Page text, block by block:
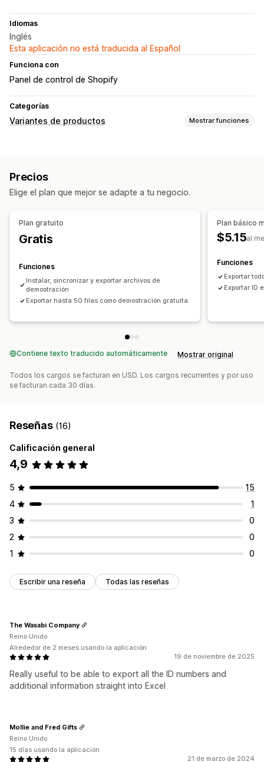
Idiomas
Inglés
Esta aplicación no está traducida al Español
Funciona con
Panel de control de Shopify
Categorías
Variantes de productos Mostrar funciones
Precios
Elige el plan que mejor se adapte a tu negocio.
Plan gratuito
Gratis
Funciones
Instalar, sincronizar y exportar archivos de
demostración
Exportar hasta 50 filas como demostración gratuita.
Plan básico
$5.15al
Funciones
Exportar
Exportar ID
Contiene texto traducido automáticamente Mostrar original
Todos los cargos se facturan en USD. Los cargos recurrentes y por uso
se facturan cada 30 días.
Reseñas (16)
Calificación general
4,9
5
15
4
1
3
0
2
0
1
0
Escribir una reseña Todas las reseñas
19 de noviembre de 2025
Really useful to be able to export all the ID numbers and
additional information straight into Excel
The Wasabi Company
Reino Unido
Alrededor de 2 meses usando la aplicación
21 de marzo de 2024
Mollie and Fred Gifts
Reino Unido
15 días usando la aplicación